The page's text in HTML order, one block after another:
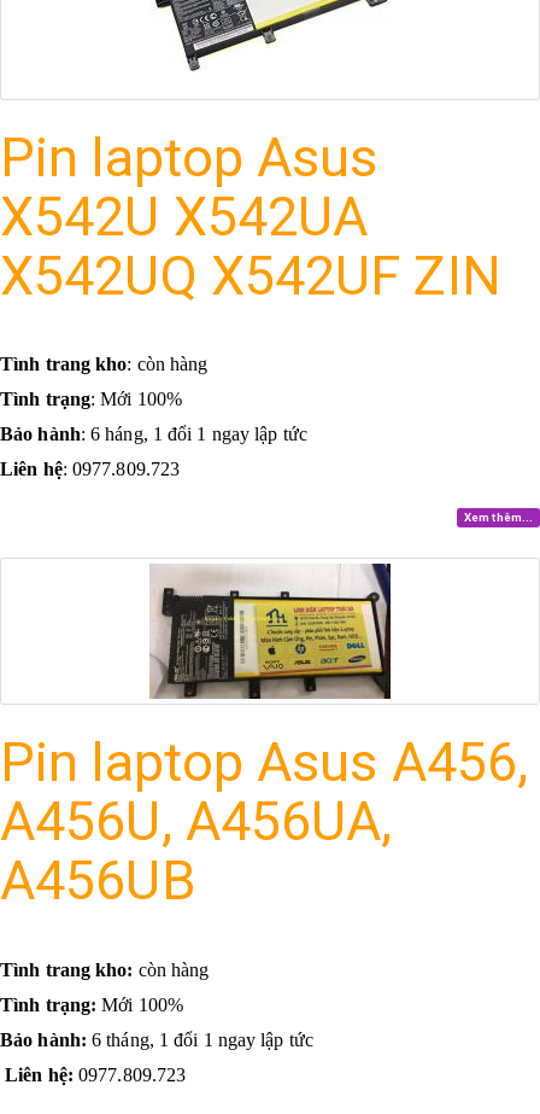
Pin laptop Asus
X542U X542UA
X542UQ X542UF ZIN
Tình trang kho: còn hàng
Tình trạng: Mới 100%
Bảo hành: 6 háng, 1 đổi 1 ngay lập tức
Liên hệ: 0977.809.723
Xem thêm...
Pin laptop Asus A456,
A456U, A456UA,
A456UB
Tình trang kho: còn hàng
Tình trạng: Mới 100%
Bảo hành: 6 tháng, 1 đổi 1 ngay lập tức
Liên hệ: 0977.809.723